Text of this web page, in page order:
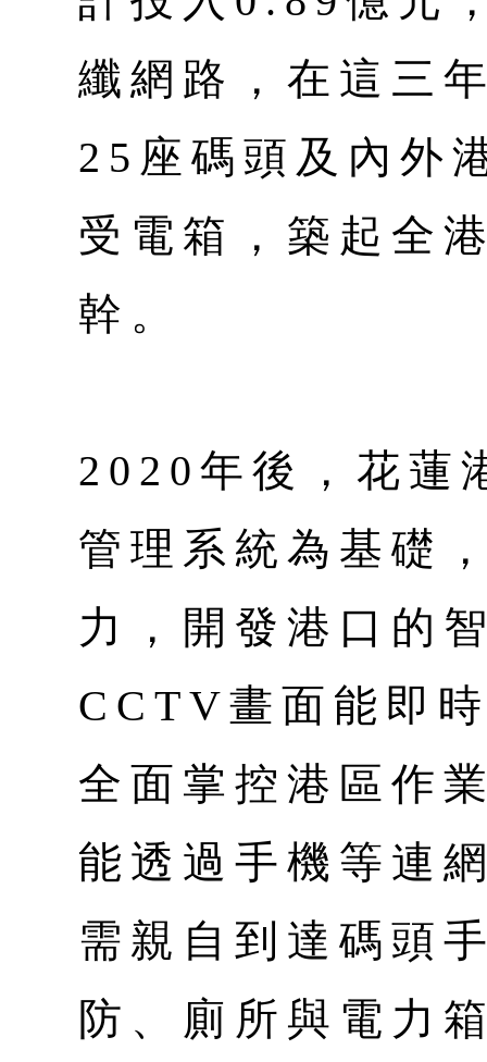
纖網路，在這三
25座碼頭及內外
受電箱，築起全
幹。
2020年後，花蓮
管理系統為基礎
力，開發港口的
CCTV畫面能即
全面掌控港區作
能透過手機等連
需親自到達碼頭
防、廁所與電力